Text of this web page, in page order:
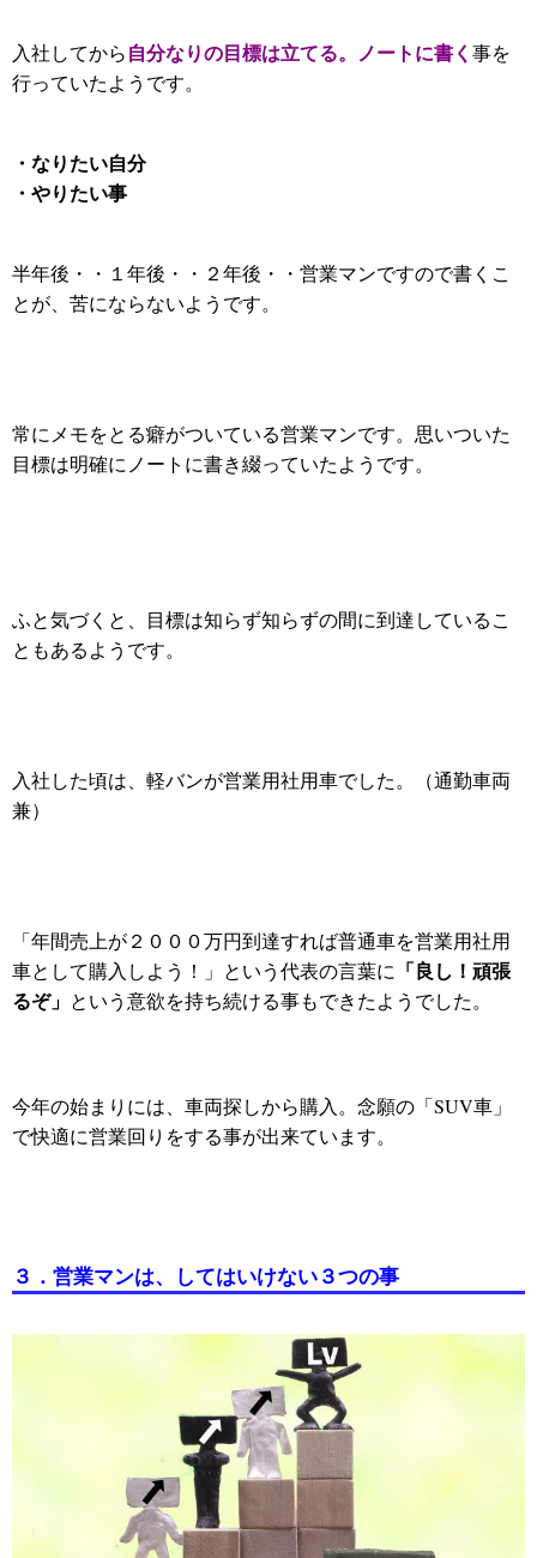
入社してから自分なりの目標は立てる。ノートに書く 事を
行っていたようです。
・なりたい自分
・やりたい事
半年後・・１年後・・２年後・・営業マンですので書くこ
とが、苦にならないようです。
常にメモをとる癖がついている営業マンです。 思いついた
目標は明確にノートに書き綴っていたようです。
ふと気づくと、目標は知らず知らずの間に到達しているこ
ともあるようです。
入社した頃は、軽バンが営業用社用車でした。（通勤車両
兼）
「年間売上が２０００万円到達すれば普通車を営業用社用
車として購入しよう！」という代表の言葉に 「良し！頑張
るぞ」 という意欲を持ち続ける事もできたようでした。
今年の始まりには、車両探しから購入。念願の「SUV車」
で快適に営業回りをする事が出来ています。
３．営業マンは、してはいけない３つの事